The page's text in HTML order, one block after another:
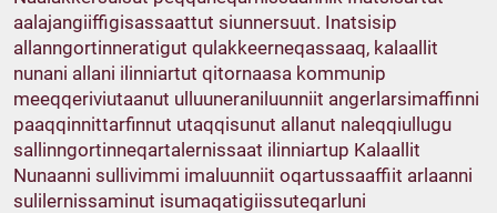
aalajangiiffigisassaattut siunnersuut. Inatsisip
allanngortinneratigut qulakkeerneqassaaq, kalaallit
nunani allani ilinniartut qitornaasa kommunip
meeqqeriviutaanut ulluuneraniluunniit angerlarsimaffinni
paaqqinnittarfinnut utaqqisunut allanut naleqqiullugu
sallinngortinneqartalernissaat ilinniartup Kalaallit
Nunaanni sullivimmi imaluunniit oqartussaaffiit arlaanni
sulilernissaminut isumaqatigiissuteqarluni